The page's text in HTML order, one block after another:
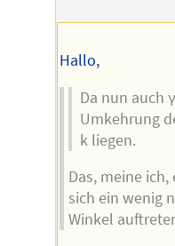
Hallo,
Da nun auch
Umkehrung
k liegen.
Das, meine
sich ein wenig
Winkel